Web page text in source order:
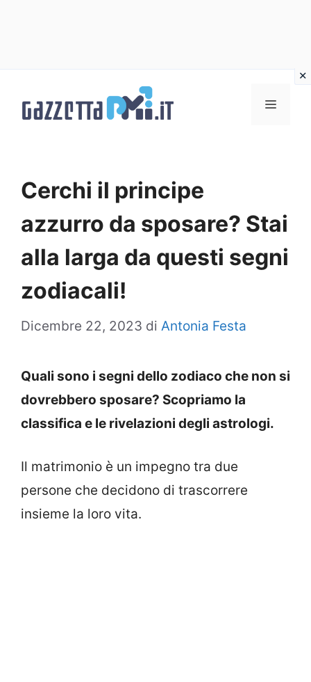
Menu
Cerchi il principe
azzurro da sposare? Stai
alla larga da questi segni
zodiacali!
Dicembre 22, 2023 di Antonia Festa
Quali sono i segni dello zodiaco che non si
dovrebbero sposare? Scopriamo la
classifica e le rivelazioni degli astrologi.
Il matrimonio è un impegno tra due
persone che decidono di trascorrere
insieme la loro vita.